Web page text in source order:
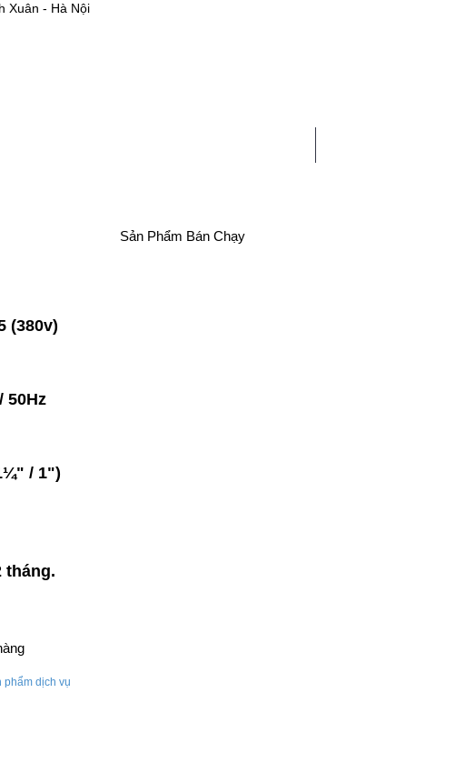
Xuân - Hà Nội
Sản Phẩm Bán Chạy
(380v)
50Hz
/ 1")
tháng.
phẩm dịch vụ